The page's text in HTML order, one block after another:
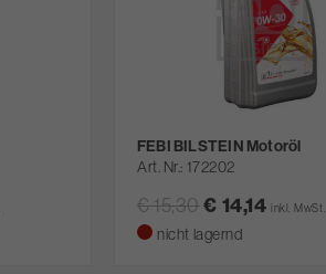
FEBI BILSTEIN Motoröl
Art. Nr. 172202
€ 15,30€ 14,14 inkl. MwSt.
nicht lagernd